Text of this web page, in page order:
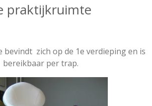
praktijkruimte
zich op de 1e verdieping en is
bereikbaar per trap.